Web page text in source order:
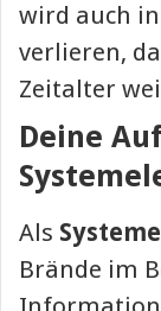
wird auch
verlieren,
Zeitalter
Deine
Als
Brände im